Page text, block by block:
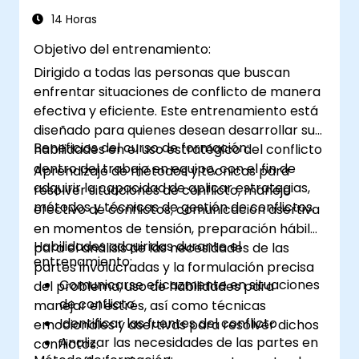
14 Horas
Objetivo del entrenamiento:
Dirigido a todas las personas que buscan
enfrentar situaciones de conflicto de manera
efectiva y eficiente. Este entrenamiento está
diseñado para quienes desean desarrollar sus
habilidades en el uso estratégico del conflicto
dentro del trabajo en equipo, con el fin de
adquirir la capacidad de aplicar estrategias,
métodos y técnicas de gestión de conflictos.
Beneficios del curso de formación:
Aprendizaje de métodos y técnicas para
resolver situaciones de conflicto, manejo
efectivo de conflictos, comunicación asertiva
en momentos de tensión, preparación hábil
para el análisis de las necesidades de las
partes involucradas y la formulación precisa
del problema, uso de habilidades para
manejar el estrés, así como técnicas
emocionales y asertivas para resolver dichos
conflictos.
Habilidades adquiridas durante el
entrenamiento:
Comunicarse eficazmente en situaciones
de conflicto
Identificar las fuentes del conflicto
Analizar las necesidades de las partes en